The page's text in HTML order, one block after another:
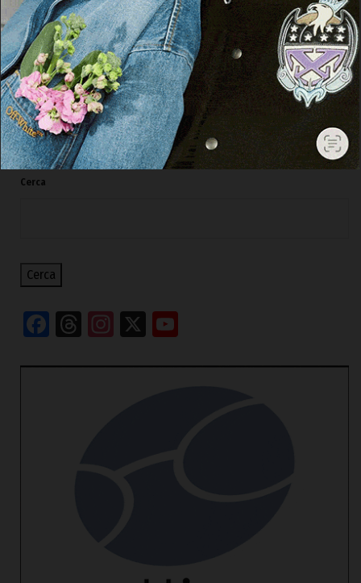
Ozieri. L’Ospedale di Comunità mette a
rischio i reparti del “Segni”: la denuncia
della Cgil
5 Agosto 2026, 16:49
Cerca
Cerca
Facebook
Threads
Instagram
X